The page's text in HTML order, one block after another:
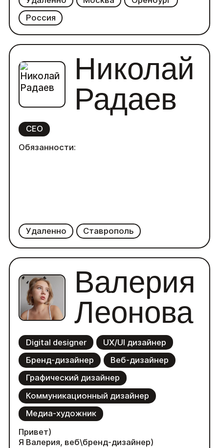
Россия
Удаленно Ставрополь
Николай
Радаев
CEO
Обязанности:
Валерия
Леонова
Digital designer
UX/UI дизайнер
Бренд-дизайнер
Веб-дизайнер
Графический дизайнер
Коммуникационный дизайнер
Медиа-художник
Привет)
Я Валерия, веб\бренд-дизайнер)